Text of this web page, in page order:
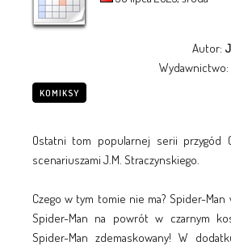
Autor:
Wydawnictwo:
KOMIKSY
Ostatni tom popularnej serii przygód
scenariuszami J.M. Straczynskiego.
Czego w tym tomie nie ma? Spider-Man
Spider-Man na powrót w czarnym
Spider-Man zdemaskowany! W